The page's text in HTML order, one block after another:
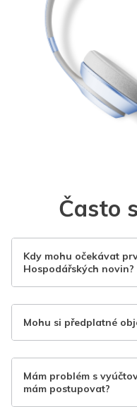
Často
Kdy mohu očekávat
Hospodářských novin?
Mohu si předplatné
Mám problém s
mám postupovat?